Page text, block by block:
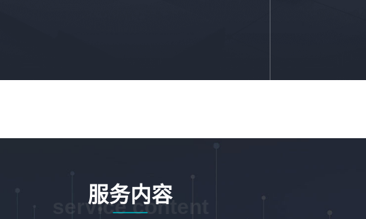
服务内容
service content